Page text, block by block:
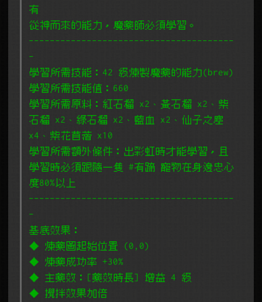
有
從神而來的能力，魔藥師必須學習。
---------------------------------------
-
學習所需技能：42 級煉製魔藥的能力(brew)
學習所需技能值：660
學習所需原料：紅石榴 x2、黃石榴 x2、紫
石榴 x2、綠石榴 x2、藍血 x2、仙子之塵
x4、紫花苜蓿 x10
學習所需額外條件：出彩虹時才能學習，且
學習時必須跟隨一隻 #有蹄 寵物在身邊忠心
度80%以上
---------------------------------------
-
基底效果：
◆ 煉藥圖起始位置 (0,0)
◆ 煉藥成功率 +30%
◆ 主藥效：[藥效時長] 增益 4 級
◆ 攪拌效果加倍